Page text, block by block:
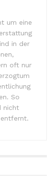
um eine
in der
oft nur
So
nicht